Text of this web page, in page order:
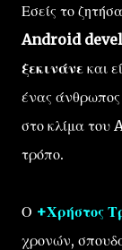
Εσείς το
Android
ξεκινάνε και
ένας άνθρωπος
στο κλίμα
τρόπο.
Ο +Χρήστος
χρονών,